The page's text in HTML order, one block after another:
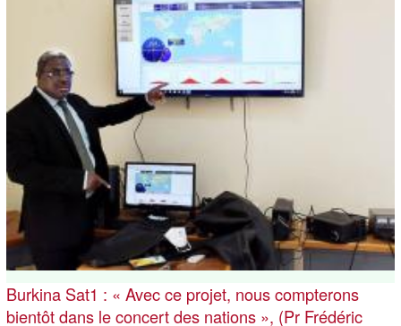
Burkina Sat1 : « Avec ce projet, nous compterons
bientôt dans le concert des nations », (Pr Frédéric